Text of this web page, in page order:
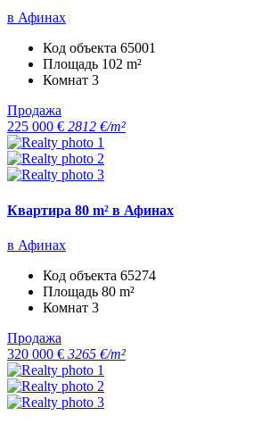
в Афинах
Код объекта 65001
Площадь 102 m²
Комнат 3
Продажа
225 000 € 2812 €/m²
Квартира 80 m² в Афинах
в Афинах
Код объекта 65274
Площадь 80 m²
Комнат 3
Продажа
320 000 € 3265 €/m²